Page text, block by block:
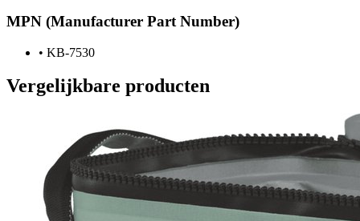
MPN (Manufacturer Part Number)
• KB-7530
Vergelijkbare producten